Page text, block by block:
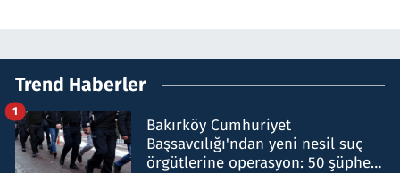
Trend Haberler
Bakırköy Cumhuriyet
Başsavcılığı'ndan yeni nesil suç
örgütlerine operasyon: 50 şüpheli
1